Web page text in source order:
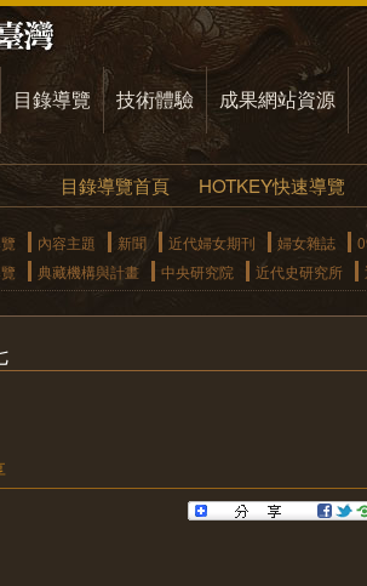
目錄導覽 技術體驗 成果網站資源
目錄導覽首頁 HOTKEY快速導覽
內容主題 新聞 近代婦女期刊 婦女雜誌
典藏機構與計畫 中央研究院 近代史研究所